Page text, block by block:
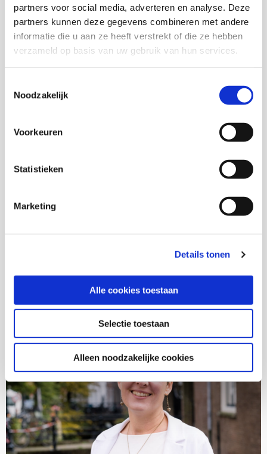
partners voor social media, adverteren en analyse. Deze
partners kunnen deze gegevens combineren met andere
informatie die u aan ze heeft verstrekt of die ze hebben
verzameld op basis van uw gebruik van hun services.
Noodzakelijk
Voorkeuren
Statistieken
Marketing
Details tonen
Alle cookies toestaan
Selectie toestaan
Alleen noodzakelijke cookies
mvanderklein@verwey-jonker.nl
Dr. Tamara A. Kool
tkool@verwey-jonker.nl